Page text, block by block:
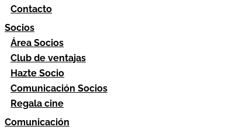
Contacto
Socios
Área Socios
Club de ventajas
Hazte Socio
Comunicación Socios
Regala cine
Comunicación